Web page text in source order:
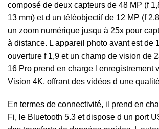
composé de deux capteurs de 48 MP (f
13 mm) et d un téléobjectif de 12 MP (f
un zoom numérique jusqu à 25x pour
à distance. L appareil photo avant est de
ouverture f 1,9 et un champ de vision de
16 Pro prend en charge l enregistrement
Vision 4K, offrant des vidéos d une
En termes de connectivité, il prend en
Fi, le Bluetooth 5.3 et dispose d un port